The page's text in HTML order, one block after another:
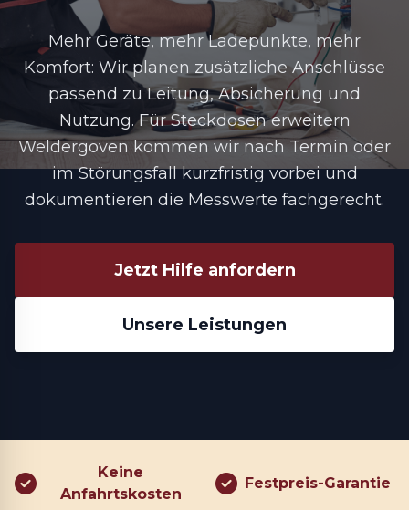
Mehr Geräte, mehr Ladepunkte, mehr
Komfort: Wir planen zusätzliche Anschlüsse
passend zu Leitung, Absicherung und
Nutzung. Für Steckdosen erweitern
Weldergoven kommen wir nach Termin oder
im Störungsfall kurzfristig vorbei und
dokumentieren die Messwerte fachgerecht.
Jetzt Hilfe anfordern
Unsere Leistungen
Keine
Anfahrtskosten
Festpreis-Garantie